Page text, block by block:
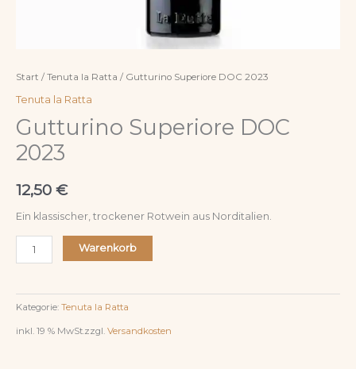
Start / Tenuta la Ratta / Gutturino Superiore DOC 2023
Tenuta la Ratta
Gutturino Superiore DOC
2023
12,50 €
Ein klassischer, trockener Rotwein aus Norditalien.
Warenkorb
Kategorie: Tenuta la Ratta
inkl. 19 % MwSt.zzgl. Versandkosten